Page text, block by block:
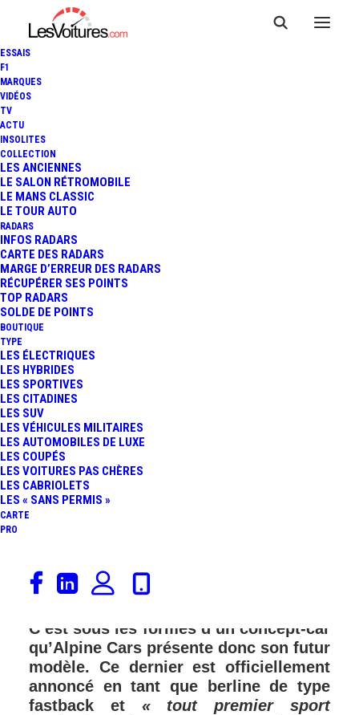
ESSAIS
F1
MARQUES
VIDÉOS
TV
ACTU
INSOLITES
COLLECTION
LES ANCIENNES
LE SALON RÉTROMOBILE
LE MANS CLASSIC
LE TOUR AUTO
RADARS
INFOS RADARS
CARTE DES RADARS
MARGE D’ERREUR DES RADARS
RÉCUPÉRER SES POINTS
TOP RADARS
SOLDE DE POINTS
BOUTIQUE
TYPE
LES ÉLECTRIQUES
LES HYBRIDES
LES SPORTIVES
LES CITADINES
LES SUV
LES VÉHICULES MILITAIRES
LES AUTOMOBILES DE LUXE
LES COUPÉS
LES VOITURES PAS CHÈRES
LES CABRIOLETS
LES « SANS PERMIS »
CARTE
PRO
CAR ANNONCIATEUR D'UN
PREMIER SUV 100%
6 Minutes
On y est, voici le premier SUV 100%
électrique de l’histoire de la marque
C’est sous les formes d’un concept-car
qu’Alpine Cars présente donc son futur
modèle. Ce dernier est officiellement
annoncé en tant que berline de type
fastback et « tout premier sport